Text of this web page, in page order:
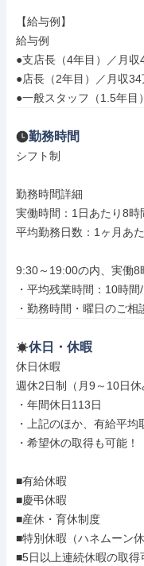
【給与例】
給与例
●支店長（4年目）／月
●店長（2年目）／月収
●一般スタッフ（1.5年目
勤務時間
シフト制
勤務時間詳細
実働時間：1日あたり8時
平均勤務日数：1ヶ月あ
9:30～19:00の内、実働8
・平均残業時間：10時間/
・勤務時間・曜日のご相
休日・休暇
休日休暇
週休2日制（月9～10日休
・年間休日113日
・上記のほか、有給平
・希望休の取得も可能！
■有給休暇
■慶弔休暇
■産休・育休制度
■特別休暇（ハネムーン
■5日以上連続休暇の取得